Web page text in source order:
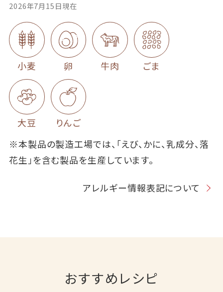
2026年7月15日現在
小麦 卵 牛肉 ごま
大豆
りんご
※本製品の製造工場では、「えび、かに、乳成分、落
花生」を含む製品を生産しています。
アレルギー情報表記について
おすすめレシピ